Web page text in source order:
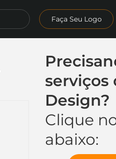
Faça Seu Logo
serviços
Design?
Clique
abaixo: